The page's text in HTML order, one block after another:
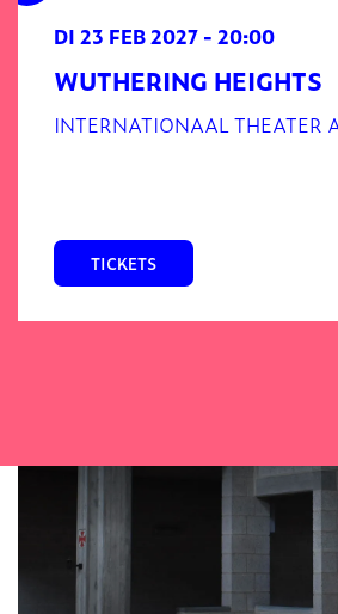
WUTHERING HEIGHTS
INTERNATIONAAL THEATER
DI 23 FEB 2027 - 20:00
TICKETS